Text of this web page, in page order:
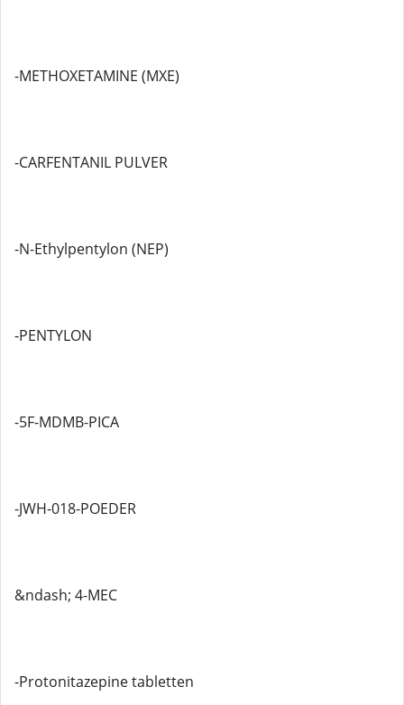
-METHOXETAMINE (MXE)
-CARFENTANIL PULVER
-N-Ethylpentylon (NEP)
-PENTYLON
-5F-MDMB-PICA
-JWH-018-POEDER
&ndash; 4-MEC
-Protonitazepine tabletten